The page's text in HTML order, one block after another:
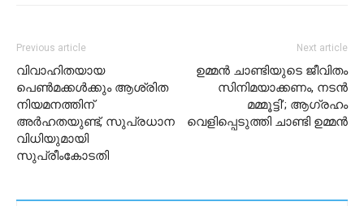
Previous article
വിവാഹിതയായ
പെണ്‍മക്കള്‍ക്കും ആശ്രിത
നിയമനത്തിന്
അര്‍ഹതയുണ്ട്, സുപ്രധാന
വിധിയുമായി
സുപ്രീംകോടതി
Next article
ഉമ്മൻ ചാണ്ടിയുടെ ജീവിതം
സിനിമയാക്കണം, നടൻ
മമ്മൂട്ടി’; ആഗ്രഹം
വെളിപ്പെടുത്തി ചാണ്ടി ഉമ്മൻ